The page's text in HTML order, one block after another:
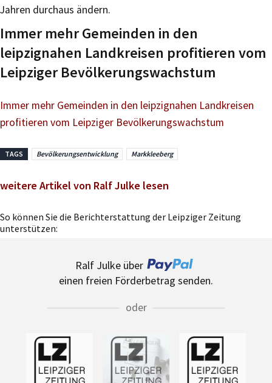
Jahren durchaus ändern.
Immer mehr Gemeinden in den
leipzignahen Landkreisen profitieren vom
Leipziger Bevölkerungswachstum
Immer mehr Gemeinden in den leipzignahen Landkreisen
profitieren vom Leipziger Bevölkerungswachstum
TAGS Bevölkerungsentwicklung Markkleeberg
weitere Artikel von Ralf Julke lesen
So können Sie die Berichterstattung der Leipziger Zeitung
unterstützen:
Ralf Julke über
einen freien Förderbetrag senden.
oder